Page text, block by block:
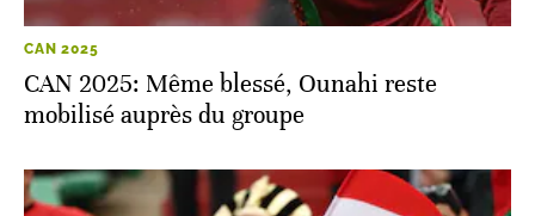
CAN 2025
CAN 2025: Même blessé, Ounahi reste
mobilisé auprès du groupe